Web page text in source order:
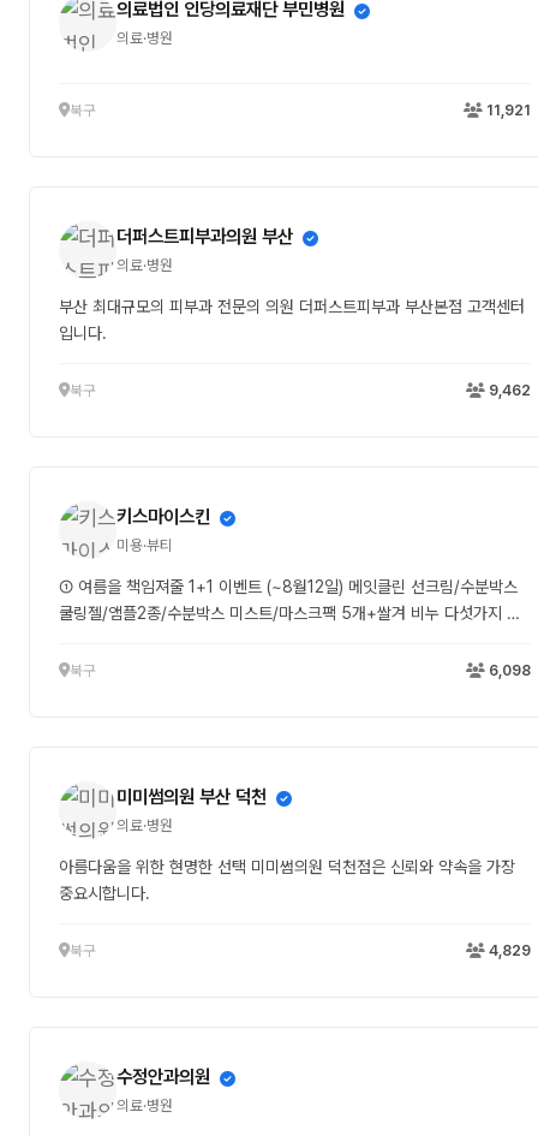
의료법인 인당의료재단 부민병원
의료·병원
북구 11,921
더퍼스트피부과의원 부산
의료·병원
부산 최대규모의 피부과 전문의 의원 더퍼스트피부과 부산본점 고객센터
입니다.
북구 9,462
키스마이스킨
미용·뷰티
① 여름을 책임져줄 1+1 이벤트 (~8월12일) 메잇클린 선크림/수분박스
쿨링젤/앰플2종/수분박스 미스트/마스크팩 5개+쌀겨 비누 다섯가지 품
n개 구매시 n개의 사은품 선택 가능 (ex. 3개 구매시 3가지 사은품 선택)
의 링크를 통해 지금 바로 만나보세요 ^^ (본 이벤트는 사업자분들의 요청
으로 연장되었습니다) ※ 자세한 내용 보기
code=kiss8226_image3&page=1&type=v&board_cate=&num1
북구 6,098
미미썸의원 부산 덕천
의료·병원
아름다움을 위한 현명한 선택 미미썸의원 덕천점은 신뢰와 약속을 가장
중요시합니다.
북구 4,829
수정안과의원
의료·병원